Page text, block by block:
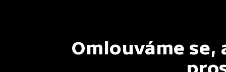
Omlouváme se,